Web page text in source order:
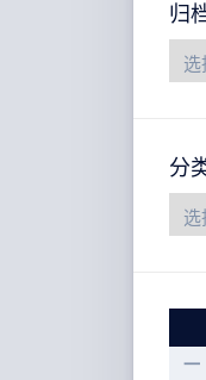
归
分
一